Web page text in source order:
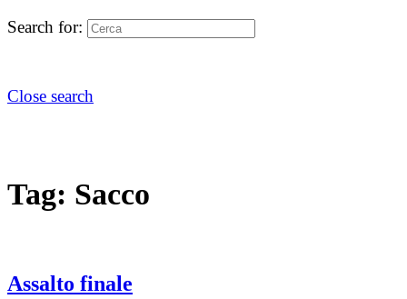
Search for:
Close search
Tag: Sacco
Assalto finale